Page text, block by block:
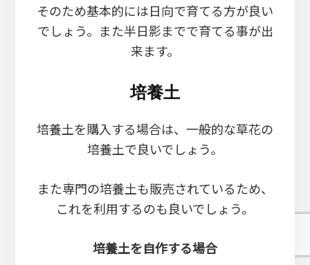
そのため基本的には日向で育てる方が良い
でしょう。また半日影までで育てる事が出
来ます。
培養土
培養土を購入する場合は、一般的な草花の
培養土で良いでしょう。
また専門の培養土も販売されているため、
これを利用するのも良いでしょう。
培養土を自作する場合